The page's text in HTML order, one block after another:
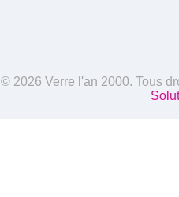
© 2026 Verre l'an 2000. Tous